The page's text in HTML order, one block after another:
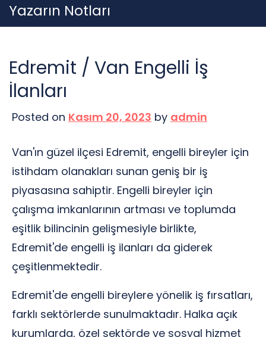
Skip
to
Yazarın Notları
Edremit / Van Engelli İş
İlanları
Posted on Kasım 20, 2023 by admin
Van'ın güzel ilçesi Edremit, engelli bireyler için
istihdam olanakları sunan geniş bir iş
piyasasına sahiptir. Engelli bireyler için
çalışma imkanlarının artması ve toplumda
eşitlik bilincinin gelişmesiyle birlikte,
Edremit'de engelli iş ilanları da giderek
çeşitlenmektedir.
Edremit'de engelli bireylere yönelik iş fırsatları,
farklı sektörlerde sunulmaktadır. Halka açık
kurumlarda, özel sektörde ve sosyal hizmet